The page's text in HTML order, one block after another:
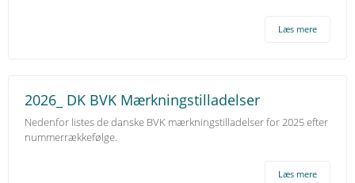
Læs mere
2026_ DK BVK Mærkningstilladelser
Nedenfor listes de danske BVK mærkningstilladelser for 2025 efter
nummerrækkefølge.
Læs mere